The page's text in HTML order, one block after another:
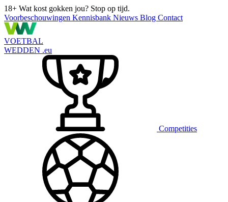
18+ Wat kost gokken jou? Stop op tijd.
Voorbeschouwingen Kennisbank Nieuws Blog Contact
VOETBAL
WEDDEN .eu
Competities